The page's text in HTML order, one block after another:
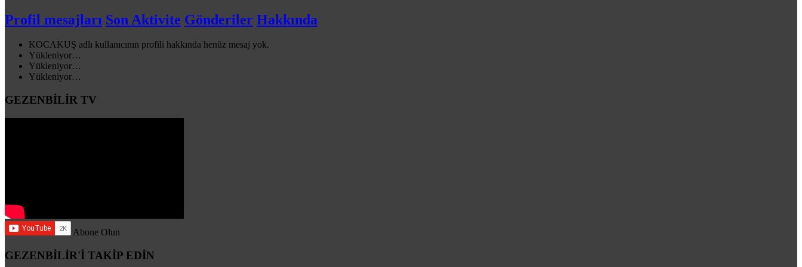
Profil mesajları Son Aktivite Gönderiler Hakkında
KOCAKUŞ adlı kullanıcının profili hakkında henüz mesaj yok.
Yükleniyor…
Yükleniyor…
Yükleniyor…
GEZENBİLİR TV
Abone Olun
GEZENBİLİR'İ TAKİP EDİN